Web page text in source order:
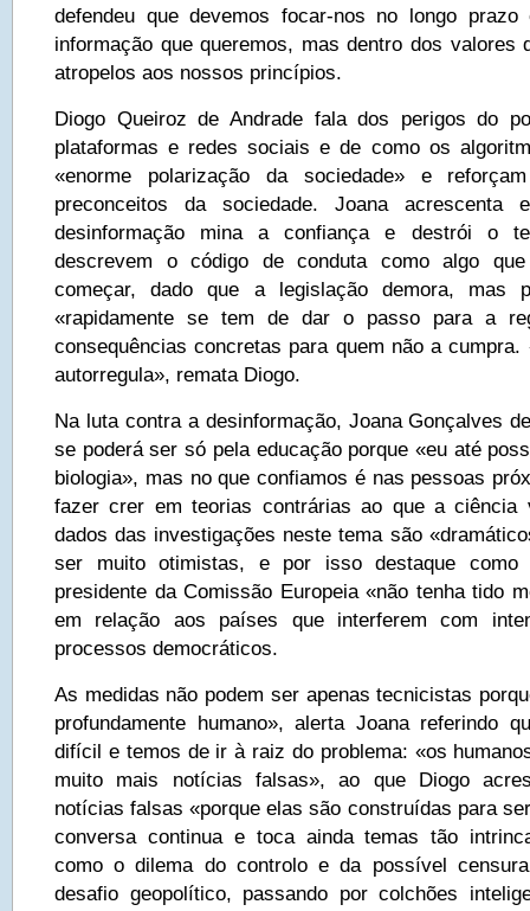
defendeu que devemos focar-nos no longo
informação que queremos, mas dentro dos valores
atropelos aos nossos princípios.
Diogo Queiroz de Andrade fala dos perigos do
plataformas e redes sociais e de como os
«enorme polarização da sociedade» e
preconceitos da sociedade. Joana acrescenta
desinformação mina a confiança e destrói o
descrevem o código de conduta como algo
começar, dado que a legislação demora, mas
«rapidamente se tem de dar o passo para a
consequências concretas para quem não a cumpra.
autorregula», remata Diogo.
Na luta contra a desinformação, Joana Gonçalves
se poderá ser só pela educação porque «eu até
biologia», mas no que confiamos é nas pessoas
fazer crer em teorias contrárias ao que a ciência
dados das investigações neste tema são
ser muito otimistas, e por isso destaque como
presidente da Comissão Europeia «não tenha tido
em relação aos países que interferem com
processos democráticos.
As medidas não podem ser apenas tecnicistas
profundamente humano», alerta Joana referindo
difícil e temos de ir à raiz do problema: «os
muito mais notícias falsas», ao que Diogo
notícias falsas «porque elas são construídas para
conversa continua e toca ainda temas tão
como o dilema do controlo e da possível
desafio geopolítico, passando por colchões